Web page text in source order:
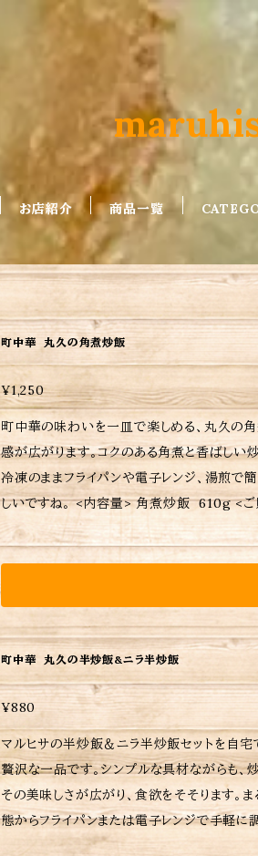
お店紹介 商品一覧
町中華 丸久の角煮炒飯
¥1,250
町中華の味わいを一皿で楽しめる、丸久の
感が広がります。コクのある角煮と香ばし
冷凍のままフライパンや電子レンジ、湯煎
しいですね。 <内容量> 角煮炒飯 610g <ご購入されたお客さまへ> 励みにもなりますし、今後の購入判断にもなりますので是非ともレビ
ューお願いいたします。 当店は、注文を受けてから調理しているため、日時指定がなければ注文受付日から10〜日後の配送となります
が、予めご了承ください。 ※当店に使われているパック等は耐熱用ではないので、温めの際は別皿に移して加熱してください。 ※当店お
すすめの焼き方、温め方は商品に同包致し
た商品の重量に応じて送料が異なりますので
町中華 丸久の半炒飯&ニラ半炒飯
¥880
マルヒサの半炒飯＆ニラ半炒飯セットを自宅で楽しもう！ 町中華の風味が詰まったこのセットは、半炒飯
贅沢な一品です。シンプルな具材ながらも、
その美味しさが広がり、食欲をそそります。ま
態からフライパンまたは電子レンジで手軽に調理可能です！ <内容量> 半炒飯180g×1、ニラ半炒
励みにもなりますし、今後の購入判断にもなりますのでぜひとも